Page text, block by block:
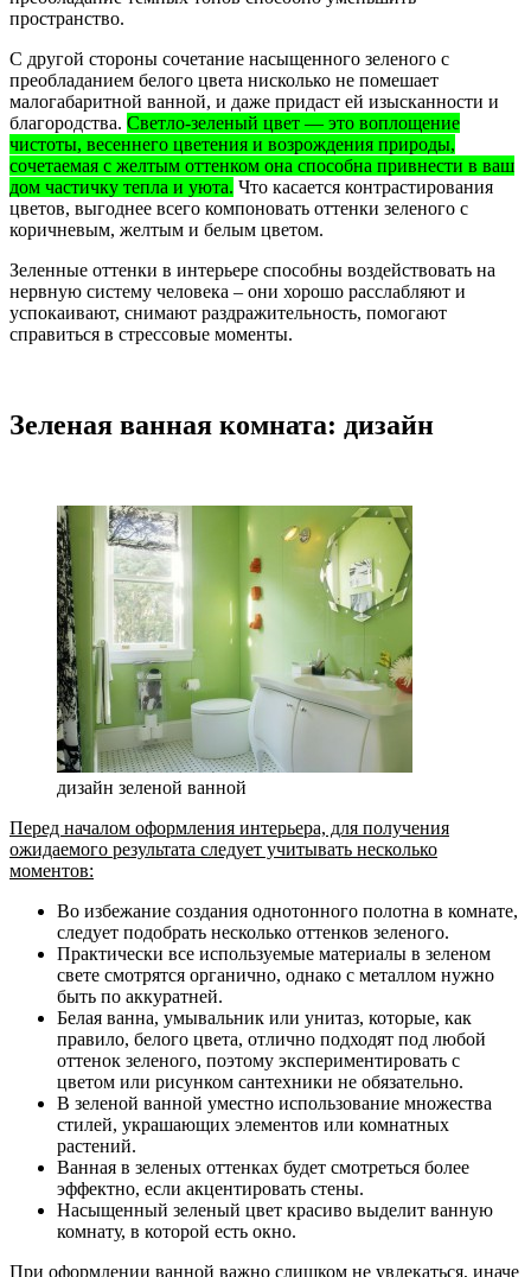
пространство.
С другой стороны сочетание насыщенного зеленого с
преобладанием белого цвета нисколько не помешает
малогабаритной ванной, и даже придаст ей изысканности и
благородства. Светло-зеленый цвет — это воплощение
чистоты, весеннего цветения и возрождения природы,
сочетаемая с желтым оттенком она способна привнести в ваш
дом частичку тепла и уюта. Что касается контрастирования
цветов, выгоднее всего компоновать оттенки зеленого с
коричневым, желтым и белым цветом.
Зеленные оттенки в интерьере способны воздействовать на
нервную систему человека – они хорошо расслабляют и
успокаивают, снимают раздражительность, помогают
справиться в стрессовые моменты.
Зеленая ванная комната: дизайн
дизайн зеленой ванной
Перед началом оформления интерьера, для получения
ожидаемого результата следует учитывать несколько
моментов:
Во избежание создания однотонного полотна в комнате,
следует подобрать несколько оттенков зеленого.
Практически все используемые материалы в зеленом
свете смотрятся органично, однако с металлом нужно
быть по аккуратней.
Белая ванна, умывальник или унитаз, которые, как
правило, белого цвета, отлично подходят под любой
оттенок зеленого, поэтому экспериментировать с
цветом или рисунком сантехники не обязательно.
В зеленой ванной уместно использование множества
стилей, украшающих элементов или комнатных
растений.
Ванная в зеленых оттенках будет смотреться более
эффектно, если акцентировать стены.
Насыщенный зеленый цвет красиво выделит ванную
комнату, в которой есть окно.
При оформлении ванной важно слишком не увлекаться, иначе